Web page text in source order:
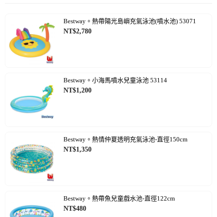
Bestway。熱帶陽光島嶼充氣泳池(噴水池) 53071
NT$2,780
Bestway。小海馬噴水兒童泳池 53114
NT$1,200
Bestway。熱情仲夏透明充氣泳池-直徑150cm
NT$1,350
Bestway。熱帶魚兒童戲水池-直徑122cm
NT$480